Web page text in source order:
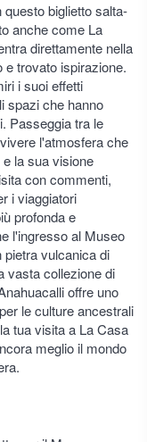
biglietto salta-
anche come La
direttamente nella
trovato ispirazione.
i suoi effetti
spazi che hanno
Passeggia tra le
l'atmosfera che
la sua visione
con commenti,
i viaggiatori
profonda e
l'ingresso al Museo
pietra vulcanica di
vasta collezione di
offre uno
le culture ancestrali
tua visita a La Casa
meglio il mondo